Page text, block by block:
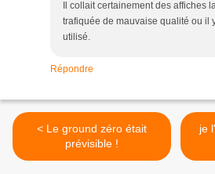
Il collait certainement des affiches
trafiquée de mauvaise qualité ou il
utilisé.
Répondre
< Le ground zéro était
prévisible !